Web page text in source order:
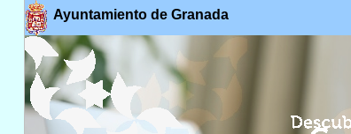
Ayuntamiento de Granada